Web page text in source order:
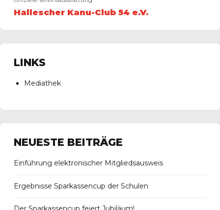
Hallescher Kanu-Club 54 e.V.
LINKS
Mediathek
NEUESTE BEITRÄGE
Einführung elektronischer Mitgliedsausweis
Ergebnisse Sparkassencup der Schulen